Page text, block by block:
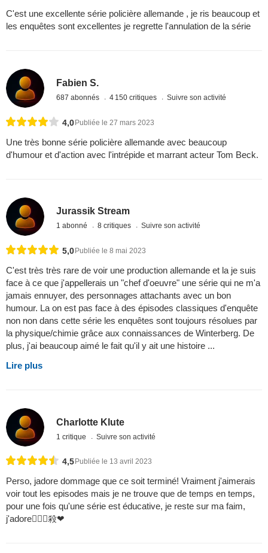
C'est une excellente série policière allemande , je ris beaucoup et
les enquêtes sont excellentes je regrette l'annulation de la série
Fabien S.
687 abonnés 4 150 critiques Suivre son activité
4,0Publiée le 27 mars 2023
Une très bonne série policière allemande avec beaucoup
d'humour et d'action avec l'intrépide et marrant acteur Tom Beck.
Jurassik Stream
1 abonné 8 critiques Suivre son activité
5,0 Publiée le 8 mai 2023
C'est très très rare de voir une production allemande et la je suis
face à ce que j'appellerais un "chef d'oeuvre" une série qui ne m'a
jamais ennuyer, des personnages attachants avec un bon
humour. La on est pas face à des épisodes classiques d'enquête
non non dans cette série les enquêtes sont toujours résolues par
la physique/chimie grâce aux connaissances de Winterberg. De
plus, j'ai beaucoup aimé le fait qu'il y ait une histoire ...
Lire plus
Charlotte Klute
1 critique Suivre son activité
4,5 Publiée le 13 avril 2023
Perso, jadore dommage que ce soit terminé! Vraiment j'aimerais
voir tout les episodes mais je ne trouve que de temps en temps,
pour une fois qu'une série est éducative, je reste sur ma faim,
j'adore殺❤